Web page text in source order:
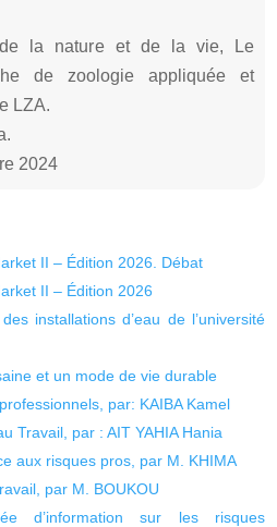
de la nature et de la vie, Le
de zoologie appliquée et
LZA.
2024
II – Édition 2026. Débat
II – Édition 2026
installations d’eau de l’université
et un mode de vie durable
par: KAIBA Kamel
Travail, par : AIT YAHIA Hania
aux risques pros, par M. KHIMA
par M. BOUKOU
d’information sur les risques